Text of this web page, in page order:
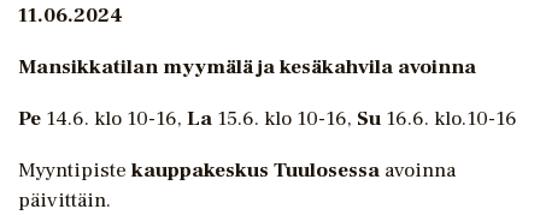
11.06.2024
Mansikkatilan myymälä ja kesäkahvila avoinna
Pe 14.6. klo 10-16, La 15.6. klo 10-16, Su 16.6. klo.10-16
Myyntipiste kauppakeskus Tuulosessa avoinna
päivittäin.